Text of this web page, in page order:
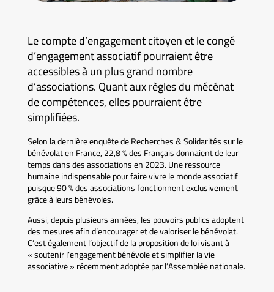
Le compte d’engagement citoyen et le congé
d’engagement associatif pourraient être
accessibles à un plus grand nombre
d’associations. Quant aux règles du mécénat
de compétences, elles pourraient être
simplifiées.
Selon la dernière enquête de Recherches & Solidarités sur le
bénévolat en France, 22,8 % des Français donnaient de leur
temps dans des associations en 2023. Une ressource
humaine indispensable pour faire vivre le monde associatif
puisque 90 % des associations fonctionnent exclusivement
grâce à leurs bénévoles.
Aussi, depuis plusieurs années, les pouvoirs publics adoptent
des mesures afin d’encourager et de valoriser le bénévolat.
C’est également l’objectif de la proposition de loi visant à
« soutenir l’engagement bénévole et simplifier la vie
associative » récemment adoptée par l’Assemblée nationale.